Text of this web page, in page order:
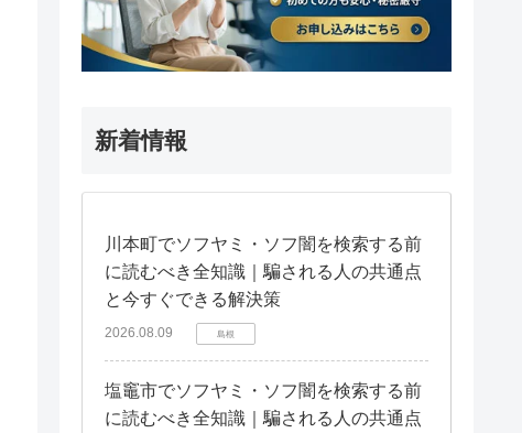
新着情報
川本町でソフヤミ・ソフ闇を検索する前
に読むべき全知識｜騙される人の共通点
と今すぐできる解決策
2026.08.09 島根
塩竈市でソフヤミ・ソフ闇を検索する前
に読むべき全知識｜騙される人の共通点